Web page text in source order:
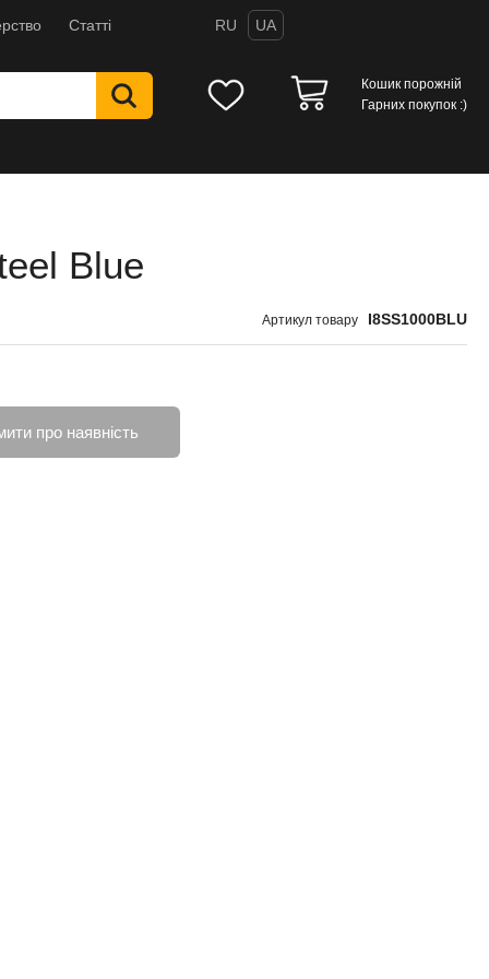
Статті RU UA
Кошик порожній
Гарних покупок :)
Blue
Артикул товару I8SS1000BLU
про наявність